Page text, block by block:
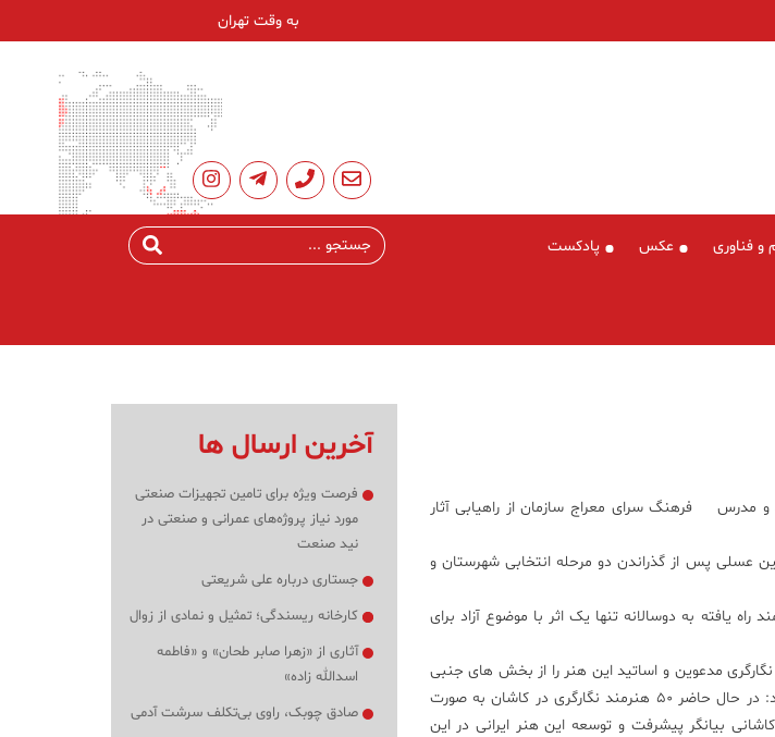
به وقت تهران
و فناوری عکس پادکست
مدرس فرهنگ سرای معراج سازمان از راهیابی آثار
عسلی پس از گذراندن دو مرحله انتخابی شهرستان و
دوسالانه در 15 دی ماه افزود: از هر هنرمند راه یافته به دوسالانه تنها یک اثر با موضوع آزاد برای
مدعوین و اساتید این هنر را از بخش های جنبی
دوسالانه تهران عنوان کرد.وی وضعیت هنر نگارگری کاشان را رو به رشد خواند و خاطرنشان کرد: در حال حاضر 50 هنرمند نگارگری در کاشان به صورت
بیانگر پیشرفت و توسعه این هنر ایرانی در این
آخرین ارسال ها
فرصت ویژه برای تامین تجهیزات صنعتی
مورد نیاز پروژه‌های عمرانی و صنعتی در
نید صنعت
جستاری درباره علی شریعتی
کارخانه ریسندگی؛ تمثیل و نمادی از زوال
آثاری از «زهرا صابر طحان» و «فاطمه
اسدالله زاده»
صادق چوبک، راوی بی‌تکلف سرشت آدمی